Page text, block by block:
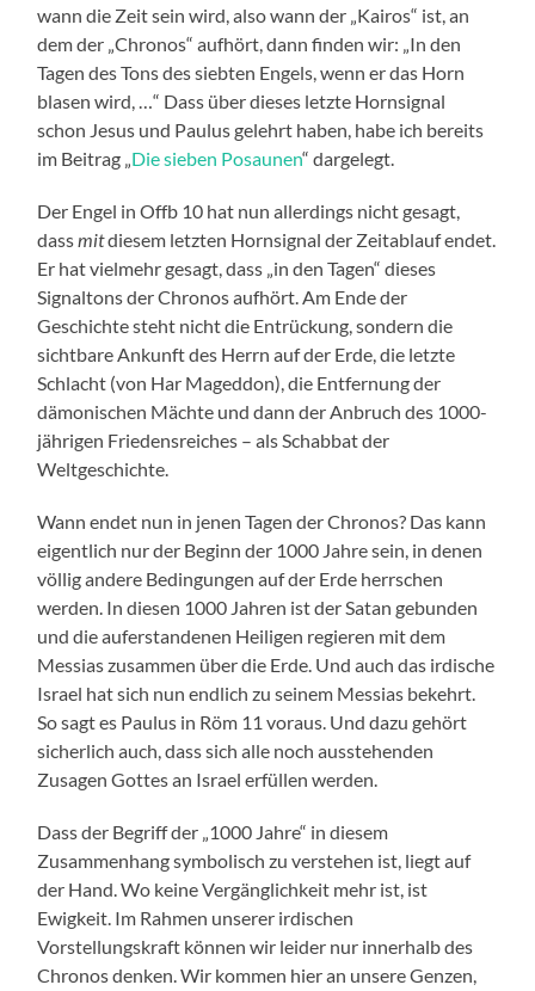
wann die Zeit sein wird, also wann der „Kairos“ ist, an
dem der „Chronos“ aufhört, dann finden wir: „In den
Tagen des Tons des siebten Engels, wenn er das Horn
blasen wird, …“ Dass über dieses letzte Hornsignal
schon Jesus und Paulus gelehrt haben, habe ich bereits
im Beitrag „Die sieben Posaunen“ dargelegt.
Der Engel in Offb 10 hat nun allerdings nicht gesagt,
dassmitdiesem letzten Hornsignal der Zeitablauf endet.
Er hat vielmehr gesagt, dass „in den Tagen“ dieses
Signaltons der Chronos aufhört. Am Ende der
Geschichte steht nicht die Entrückung, sondern die
sichtbare Ankunft des Herrn auf der Erde, die letzte
Schlacht (von Har Mageddon), die Entfernung der
dämonischen Mächte und dann der Anbruch des 1000-
jährigen Friedensreiches – als Schabbat der
Weltgeschichte.
Wann endet nun in jenen Tagen der Chronos? Das kann
eigentlich nur der Beginn der 1000 Jahre sein, in denen
völlig andere Bedingungen auf der Erde herrschen
werden. In diesen 1000 Jahren ist der Satan gebunden
und die auferstandenen Heiligen regieren mit dem
Messias zusammen über die Erde. Und auch das irdische
Israel hat sich nun endlich zu seinem Messias bekehrt.
So sagt es Paulus in Röm 11 voraus. Und dazu gehört
sicherlich auch, dass sich alle noch ausstehenden
Zusagen Gottes an Israel erfüllen werden.
Dass der Begriff der „1000 Jahre“ in diesem
Zusammenhang symbolisch zu verstehen ist, liegt auf
der Hand. Wo keine Vergänglichkeit mehr ist, ist
Ewigkeit. Im Rahmen unserer irdischen
Vorstellungskraft können wir leider nur innerhalb des
Chronos denken. Wir kommen hier an unsere Genzen,